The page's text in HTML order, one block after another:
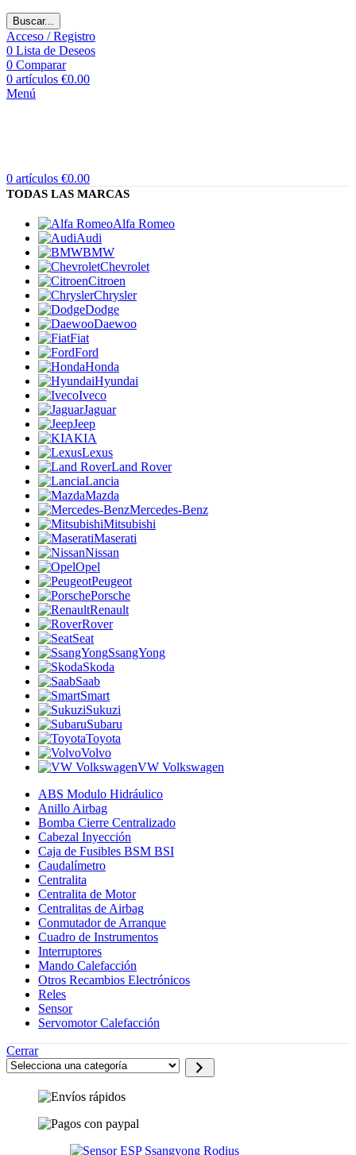
Buscar...
Acceso / Registro
0 Lista de Deseos
0 Comparar
0 artículos €0.00
Menú
0 artículos €0.00
TODAS LAS MARCAS
Alfa Romeo
Audi
BMW
Chevrolet
Citroen
Chrysler
Dodge
Daewoo
Fiat
Ford
Honda
Hyundai
Iveco
Jaguar
Jeep
KIA
Lexus
Land Rover
Lancia
Mazda
Mercedes-Benz
Mitsubishi
Maserati
Nissan
Opel
Peugeot
Porsche
Renault
Rover
Seat
SsangYong
Skoda
Saab
Smart
Sukuzi
Subaru
Toyota
Volvo
VW Volkswagen
ABS Modulo Hidráulico
Anillo Airbag
Bomba Cierre Centralizado
Cabezal Inyección
Caja de Fusibles BSM BSI
Caudalímetro
Centralita
Centralita de Motor
Centralitas de Airbag
Conmutador de Arranque
Cuadro de Instrumentos
Interruptores
Mando Calefacción
Otros Recambios Electrónicos
Reles
Sensor
Servomotor Calefacción
Cerrar
Selecciona
categoría